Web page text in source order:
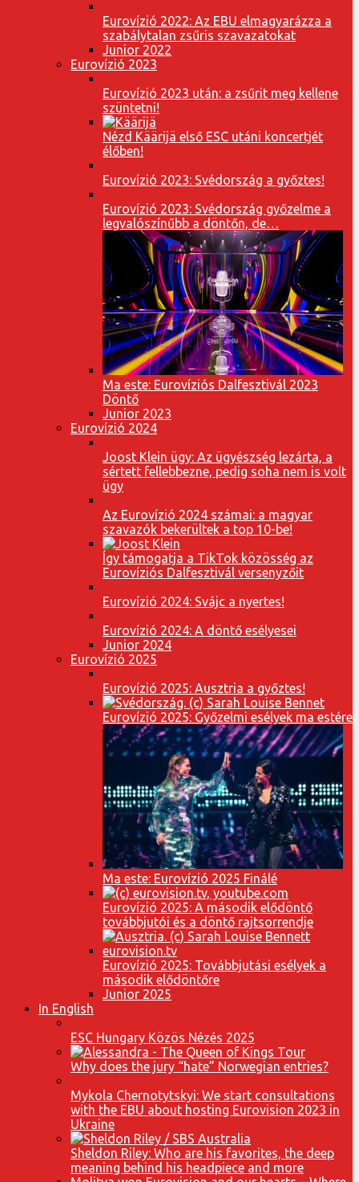
Eurovízió 2022: Az EBU elmagyarázza a
szabálytalan zsűris szavazatokat
Junior 2022
Eurovízió 2023
Eurovízió 2023 után: a zsűrit meg kellene
szüntetni!
Nézd Käärijä első ESC utáni koncertjét
élőben!
Eurovízió 2023: Svédország a győztes!
Eurovízió 2023: Svédország győzelme a
legvalószínűbb a döntőn, de…
Ma este: Eurovíziós Dalfesztivál 2023
Döntő
Junior 2023
Eurovízió 2024
Joost Klein ügy: Az ügyészség lezárta, a
sértett fellebbezne, pedig soha nem is volt
ügy
Az Eurovízió 2024 számai: a magyar
szavazók bekerültek a top 10-be!
Így támogatja a TikTok közösség az
Eurovíziós Dalfesztivál versenyzőit
Eurovízió 2024: Svájc a nyertes!
Eurovízió 2024: A döntő esélyesei
Junior 2024
Eurovízió 2025
Eurovízió 2025: Ausztria a győztes!
Eurovízió 2025: Győzelmi esélyek ma estére
Ma este: Eurovízió 2025 Finálé
Eurovízió 2025: A második elődöntő
továbbjutói és a döntő rajtsorrendje
Eurovízió 2025: Továbbjutási esélyek a
második elődöntőre
Junior 2025
In English
ESC Hungary Közös Nézés 2025
Why does the jury “hate” Norwegian entries?
Mykola Chernotytskyi: We start consultations
with the EBU about hosting Eurovision 2023 in
Ukraine
Sheldon Riley: Who are his favorites, the deep
meaning behind his headpiece and more